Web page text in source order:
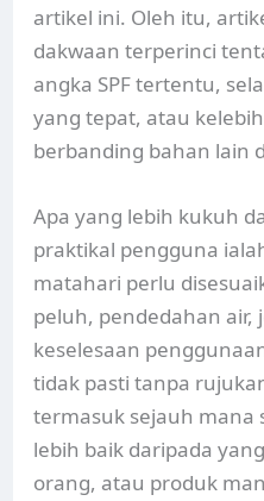
artikel ini. Oleh itu,
dakwaan terperinci
angka SPF tertentu,
yang tepat, atau
berbanding bahan lain
Apa yang lebih kukuh
praktikal pengguna
matahari perlu
peluh, pendedahan air,
keselesaan
tidak pasti tanpa
termasuk sejauh
lebih baik daripada
orang, atau produk